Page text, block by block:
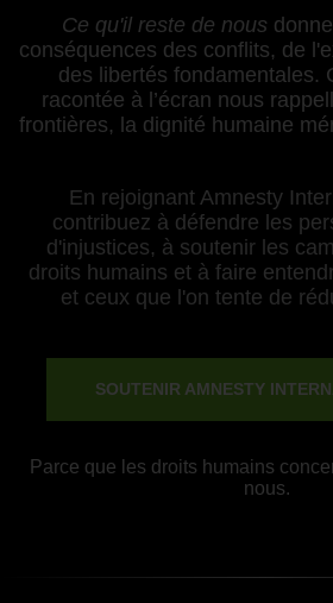
Ce qu'il reste de nous
conséquences des conflits, de
des libertés fondamentales.
racontée à l’écran nous
frontières, la dignité humaine
En rejoignant Amnesty
contribuez à défendre les
d'injustices, à soutenir les
droits humains et à faire
et ceux que l'on tente de
SOUTENIR AMNESTY
Parce que les droits humains
nous.